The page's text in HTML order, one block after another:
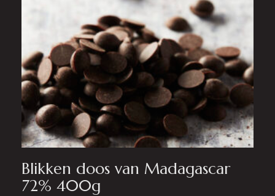
Blikken doos van Madagascar
72% 400g